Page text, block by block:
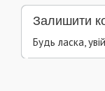
Залишити
Будь ласка,